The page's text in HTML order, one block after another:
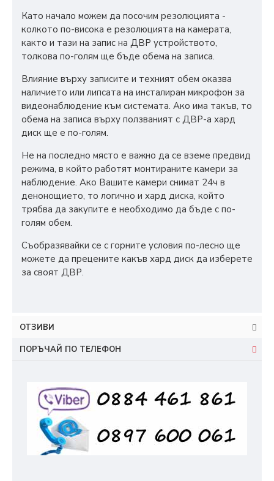
Като начало можем да посочим резолюцията -
колкото по-висока е резолюцията на камерата,
както и тази на запис на ДВР устройството,
толкова по-голям ще бъде обема на записа.
Влияние върху записите и техният обем оказва
наличието или липсата на инсталиран микрофон за
видеонаблюдение към системата. Ако има такъв, то
обема на записа върху ползваният с ДВР-а хард
диск ще е по-голям.
Не на последно място е важно да се вземе предвид
режима, в който работят монтираните камери за
наблюдение. Ако Вашите камери снимат 24ч в
денонощието, то логично и хард диска, който
трябва да закупите е необходимо да бъде с по-
голям обем.
Съобразявайки се с горните условия по-лесно ще
можете да прецените какъв хард диск да изберете
за своят ДВР.
ОТЗИВИ
ПОРЪЧАЙ ПО ТЕЛЕФОН